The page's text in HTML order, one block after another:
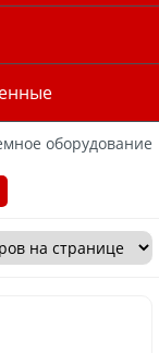
оборудование